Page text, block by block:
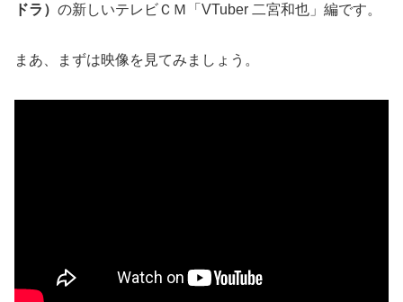
ドラ） の新しいテレビＣＭ「VTuber 二宮和也」編です。
まあ、まずは映像を見てみましょう。